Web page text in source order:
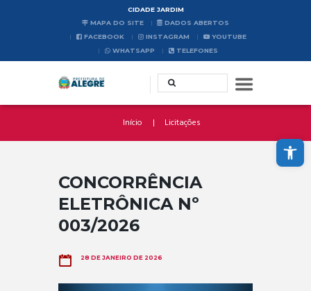
Abrir a barra de ferramentas
CIDADE JARDIM
MAPA DO SITE
DADOS ABERTOS
FACEBOOK
INSTAGRAM
YOUTUBE
WHATSAPP
TELEFONES
Início Licitações
CONCORRÊNCIA
ELETRÔNICA Nº
003/2026
28 DE JANEIRO DE 2026